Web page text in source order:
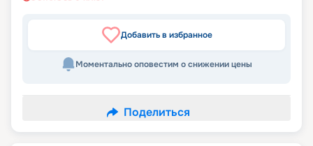
Добавить в избранное
Моментально оповестим о снижении цены
Поделиться